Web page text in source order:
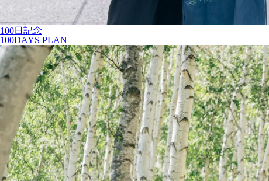
100日記念
100DAYS PLAN